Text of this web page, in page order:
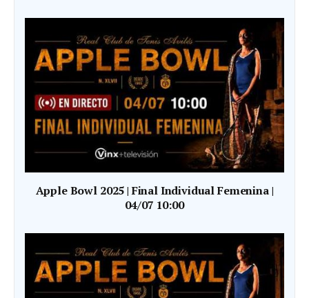
Apple Bowl 2025 | Final Individual Femenina |
04/07 10:00